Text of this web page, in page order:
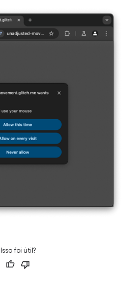
Isso foi útil?